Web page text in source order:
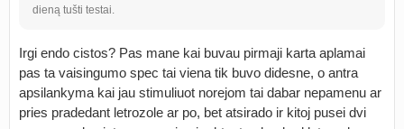
dieną tušti testai.
Irgi endo cistos? Pas mane kai buvau pirmaji karta aplamai
pas ta vaisingumo spec tai viena tik buvo didesne, o antra
apsilankyma kai jau stimuliuot norejom tai dabar nepamenu ar
pries pradedant letrozole ar po, bet atsirado ir kitoj pusei dvi